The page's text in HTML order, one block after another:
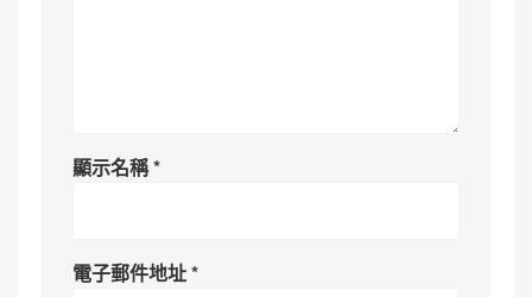
顯示名稱*
電子郵件地址*